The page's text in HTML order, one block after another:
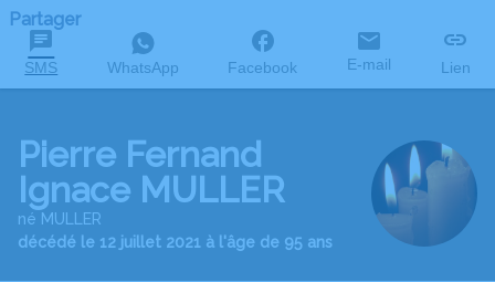
Partager
SMS WhatsApp Facebook E-mail Lien
Pierre Fernand
Ignace MULLER
né MULLER
décédé le 12 juillet 2021 à l'âge de 95 ans